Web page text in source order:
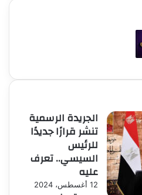
الجريدة الرسمية
تنشر قرارًا جديدًا
للرئيس
السيسي.. تعرف
عليه
12 أغسطس، 2024